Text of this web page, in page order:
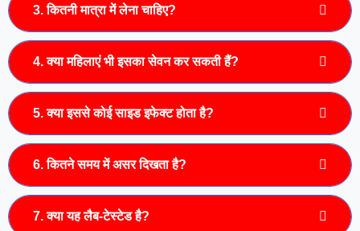
3. कितनी मात्रा में लेना चाहिए?
4. क्या महिलाएं भी इसका सेवन कर सकती हैं?
5. क्या इससे कोई साइड इफेक्ट होता है?
6. कितने समय में असर दिखता है?
7. क्या यह लैब-टेस्टेड है?